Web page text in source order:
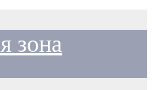
зона